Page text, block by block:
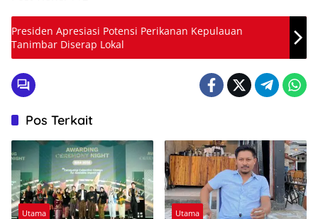
Presiden Apresiasi Potensi Perikanan Kepulauan
Tanimbar Diserap Lokal
Pos Terkait
Utama Utama